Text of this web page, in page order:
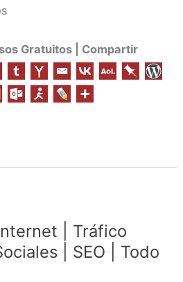
Gratuitos | Compartir
| Tráfico
| SEO | Todo